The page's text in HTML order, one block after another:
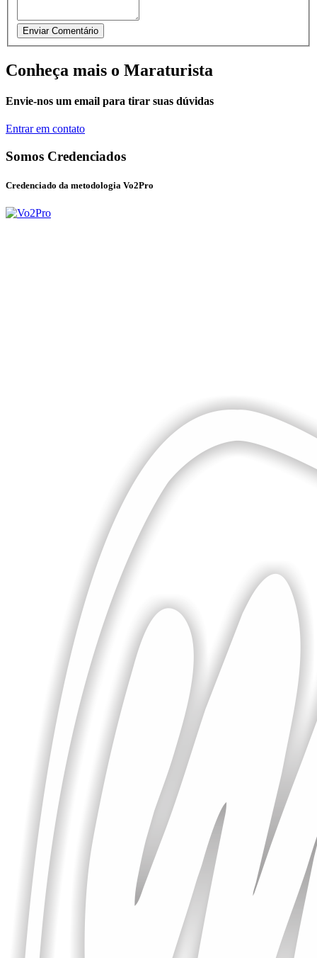
Conheça mais o Maraturista
Envie-nos um email para tirar suas dúvidas
Entrar em contato
Somos Credenciados
Credenciado da metodologia Vo2Pro